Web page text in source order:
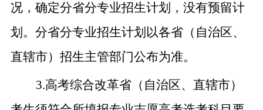
况，确定分省分专业招生计划，没有预留计
划。分省分专业招生计划以各省（自治区、
直辖市）招生主管部门公布为准。
3.高考综合改革省（自治区、直辖市）